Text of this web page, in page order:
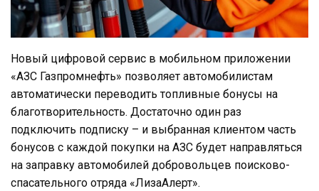
Новый цифровой сервис в мобильном приложении
«АЗС Газпромнефть» позволяет автомобилистам
автоматически переводить топливные бонусы на
благотворительность. Достаточно один раз
подключить подписку – и выбранная клиентом часть
бонусов с каждой покупки на АЗС будет направляться
на заправку автомобилей добровольцев поисково-
спасательного отряда «ЛизаАлерт».